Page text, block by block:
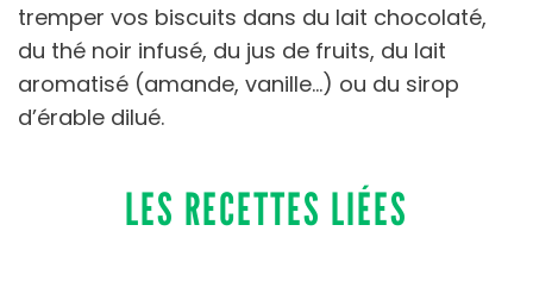
tremper vos biscuits dans du lait chocolaté,
du thé noir infusé, du jus de fruits, du lait
aromatisé (amande, vanille…) ou du sirop
d’érable dilué.
LES RECETTES LIÉES